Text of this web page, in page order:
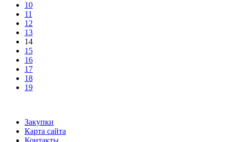
10
11
12
13
14
15
16
17
18
19
Закупки
Карта сайта